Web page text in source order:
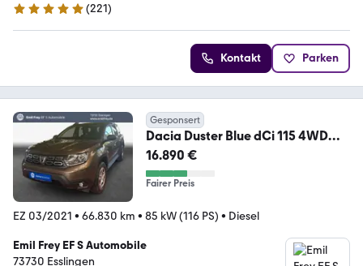
4.9 Sterne
(221)
Kontakt Parken
Gesponsert
Dacia Duster Blue dCi 115 4WD
Deal
16.890 €
Fairer Preis
EZ 03/2021 • 66.830 km • 85 kW (116 PS) • Diesel
Emil Frey EF S Automobile
73730 Esslingen